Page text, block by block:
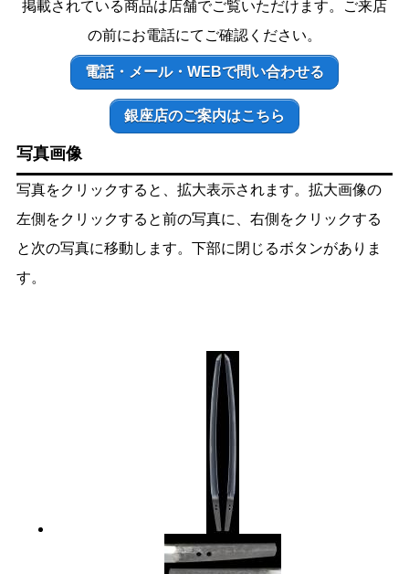
掲載されている商品は店舗でご覧いただけます。ご来店
の前にお電話にてご確認ください。
電話・メール・WEBで問い合わせる
銀座店のご案内はこちら
写真画像
写真をクリックすると、拡大表示されます。拡大画像の
左側をクリックすると前の写真に、右側をクリックする
と次の写真に移動します。下部に閉じるボタンがありま
す。